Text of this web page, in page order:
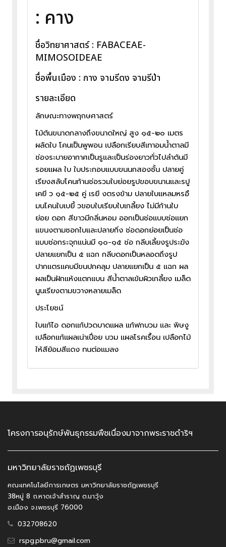
: คาง
ชื่อวิทยาศาสตร์ : FABACEAE-
MIMOSOIDEAE
ชื่อพื้นเมือง : กาง จามรีดง จามรีป่า
รายละเอียด
ลักษณะทางพฤกษศาสตร์
ไม้ต้นขนาดกลางถึงขนาดใหญ่ สูง ๑๕-๒๐ เมตร
ผลัดใบ โคนเป็นพูพอน เปลือกเรียบสีเทาอมน้ำตาลมี
ช่องระบายอากาศเป็นรูและเป็นร่องยาวทั่วไปลำต้นมี
รอยแผล ใบ ใบประกอบแบบขนนกสองชั้น ปลายคู่
เรียงสลับโคนก้านช่อรวมใบย่อยรูปขอบขนานและรปู
เคยี ว ๑๕-๒๕ คู่ เรยี งตรงข้าม ปลายใบแหลมหรอื
มนโคนใบเบยี้ วขอบใบเรียบใบเกลี้ยง ไม่มีก้านใบ
ย่อย ดอก สีขาวมีกลิ่นหอม ออกเป็นช่อแบบช่อแยก
แขนงตามซอกใบและปลายกิ่ง ช่อดอกย่อยเป็นช่อ
แบบช่อกระจุกแน่นมี ๑๐-๑๕ ช่อ กลีบเลี้ยงรูประฆัง
ปลายแยกเป็น ๕ แฉก กลีบดอกเป็นหลอดถึงรูป
ปากแตรแคบมีขนปกคลุม ปลายแยกเป็น ๕ แฉก ผล
ผลเป็นฝักแห้งแตกแบน สีน้ำตาลเข้มผิวเกลี้ยง เมล็ด
นูนเรียงตามขวางหลายเมล็ด
ประโยชน์
ใบแก้ไอ ดอกแก้ปวดบาดแผล แก้ฟกบวม และ พิษงู
เปลือกแก้แผลเน่าเปื่อย บวม แผลโรคเรื้อน เปลือกไม้
ให้สีย้อมสีแดง ทนต่อแมลง
โครงการอนุรักษ์พันธุกรรมพืชเนื่องมาจากพระราชดำริฯ
มหาวิทยาลัยราชถัฏเพชรบุรี
คณะเทคโนโลยีการเกษตร มหาวิทยาลัยราชถัฏเพชรบุรี
38หมู่ 8 ถ.หาดเจ้าสำราญ ต.นาวุ้ง
อ.เมือง จ.เพชรบุรี 76000
032708620
rspg.pbru@gmail.com